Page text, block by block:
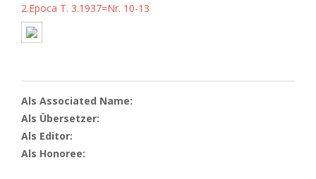
2.Epoca T. 3.1937=Nr. 10-13
Als Associated Name:
Als Übersetzer:
Als Editor:
Als Honoree: